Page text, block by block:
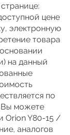
цене
электронную
товара
на данный
по
Вы можете
Orion Y80-15 /
аналогов